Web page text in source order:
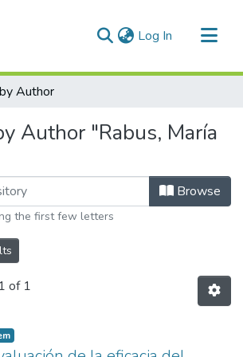
Log In (current)
Author
Author "Rabus, María
Browse
the first few letters
of 1
type:
,